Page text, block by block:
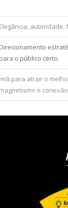
Elegância, autoridade,
Direcionamento
para o público certo.
Imã para atrair o
magnetismo e